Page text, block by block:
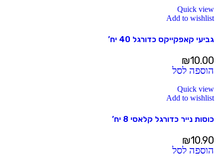
Quick view
Add to wishlist
גביעי קאפקייקס כדורגל 40 יח’
₪10.00
הוספה לסל
Quick view
Add to wishlist
כוסות נייר כדורגל קלאסי 8 יח’
₪10.90
הוספה לסל